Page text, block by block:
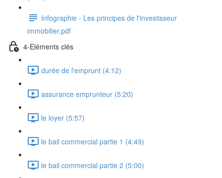
Infographie - Les principes de l'investisseur
immobilier.pdf
4-Eléments clés
durée de l'emprunt (4:12)
assurance emprunteur (5:20)
le loyer (5:57)
le bail commercial partie 1 (4:49)
le bail commercial partie 2 (5:00)